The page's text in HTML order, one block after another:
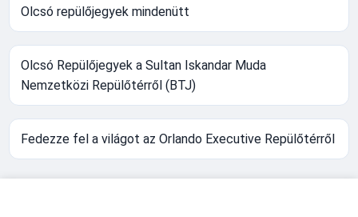
Olcsó repülőjegyek mindenütt
Olcsó Repülőjegyek a Sultan Iskandar Muda
Nemzetközi Repülőtérről (BTJ)
Fedezze fel a világot az Orlando Executive Repülőtérről